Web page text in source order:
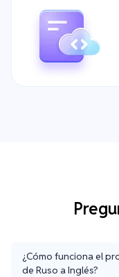
¿Cómo funciona el
de Ruso a Inglés?